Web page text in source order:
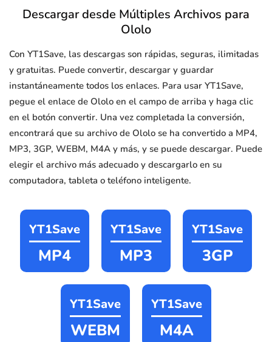
Descargar desde Múltiples Archivos para
Ololo
Con YT1Save, las descargas son rápidas, seguras, ilimitadas
y gratuitas. Puede convertir, descargar y guardar
instantáneamente todos los enlaces. Para usar YT1Save,
pegue el enlace de Ololo en el campo de arriba y haga clic
en el botón convertir. Una vez completada la conversión,
encontrará que su archivo de Ololo se ha convertido a MP4,
MP3, 3GP, WEBM, M4A y más, y se puede descargar. Puede
elegir el archivo más adecuado y descargarlo en su
computadora, tableta o teléfono inteligente.
YT1Save
MP4
YT1Save
MP3
YT1Save
3GP
YT1Save
WEBM
YT1Save
M4A